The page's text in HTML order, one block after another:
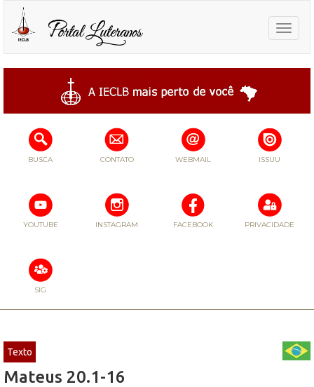
Toggle
BUSCA CONTATO WEBMAIL ISSUU
YOUTUBE INSTAGRAM FACEBOOK PRIVACIDADE
SIG
Texto
Mateus 20.1-16